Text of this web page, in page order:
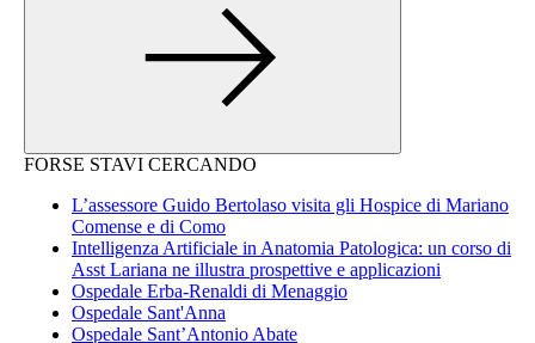
FORSE STAVI CERCANDO
L’assessore Guido Bertolaso visita gli Hospice di Mariano
Comense e di Como
Intelligenza Artificiale in Anatomia Patologica: un corso di
Asst Lariana ne illustra prospettive e applicazioni
Ospedale Erba-Renaldi di Menaggio
Ospedale Sant'Anna
Ospedale Sant’Antonio Abate